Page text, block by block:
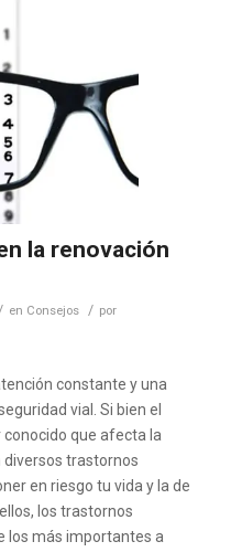
la renovación
en Consejos / por
constante y una
vial. Si bien el
que afecta la
diversos trastornos
en riesgo tu vida y la de
los trastornos
los más importantes a